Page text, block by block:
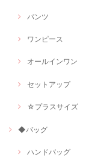
パンツ
ワンピース
オールインワン
セットアップ
☆プラスサイズ
◆バッグ
ハンドバッグ